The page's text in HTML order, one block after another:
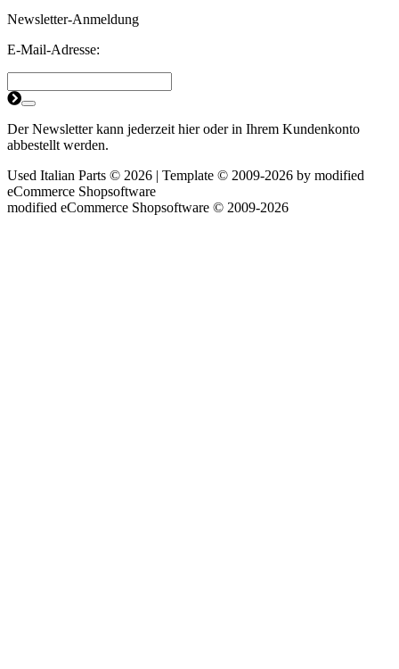
Newsletter-Anmeldung
E-Mail-Adresse:
Der Newsletter kann jederzeit hier oder in Ihrem Kundenkonto
abbestellt werden.
Used Italian Parts © 2026 | Template © 2009-2026 by modified
eCommerce Shopsoftware
modified eCommerce Shopsoftware © 2009-2026